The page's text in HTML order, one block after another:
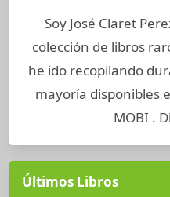
Soy José Claret
colección de libros
he ido recopilando
mayoría disponibles
MOBI .
Últimos Libros